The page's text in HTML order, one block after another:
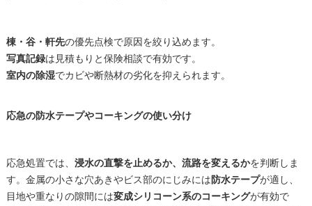
棟・谷・軒先の優先点検で原因を絞り込めます。
写真記録は見積もりと保険相談で有効です。
室内の除湿でカビや断熱材の劣化を抑えられます。
応急の防水テープやコーキングの使い分け
応急処置では、 浸水の直撃を止めるか、流路を変えるかを判断しま
す。金属の小さな穴あきやビス部のにじみには防水テープが適し、
目地や重なりの隙間には変成シリコーン系のコーキングが有効で